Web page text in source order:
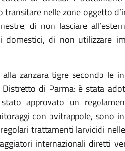
nelle zone oggetto
di non lasciare
di non utilizzare
zanzara tigre secondo le
Distretto di Parma: è stata
approvato un
con ovitrappole, sono
trattamenti larvicidi
internazionali diretti